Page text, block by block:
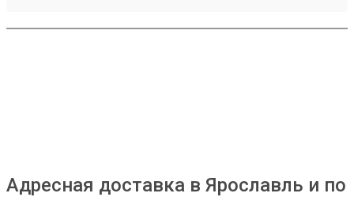
Адресная доставка в Ярославль и по